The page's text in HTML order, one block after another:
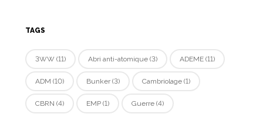
TAGS
3WW(11) Abri anti-atomique(3) ADEME(11)
ADM (10) Bunker(3) Cambriolage(1)
CBRN (4) EMP(1) Guerre(4)